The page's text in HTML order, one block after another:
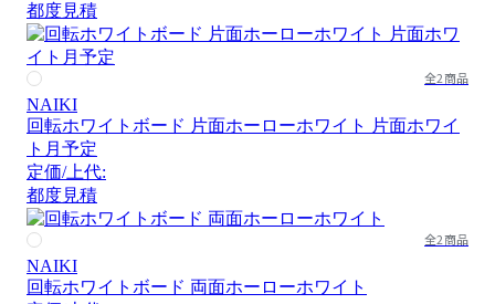
都度見積
全2商品
NAIKI
回転ホワイトボード 片面ホーローホワイト 片面ホワイ
ト月予定
定価/上代:
都度見積
全2商品
NAIKI
回転ホワイトボード 両面ホーローホワイト